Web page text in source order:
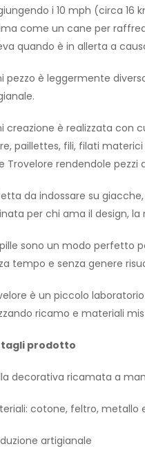
i 10 mph (circa 16
come un cane per
quando è in allerta a
pezzo è leggermente
creazione è realizzata con
paillettes, fili, filati
Trovelore rendendole pezzi
da indossare su
per chi ama il design,
sono un modo perfetto
tempo e senza genere
è un piccolo
ricamo e materiali
prodotto
decorativa ricamata a
cotone, feltro, metallo
artigianale